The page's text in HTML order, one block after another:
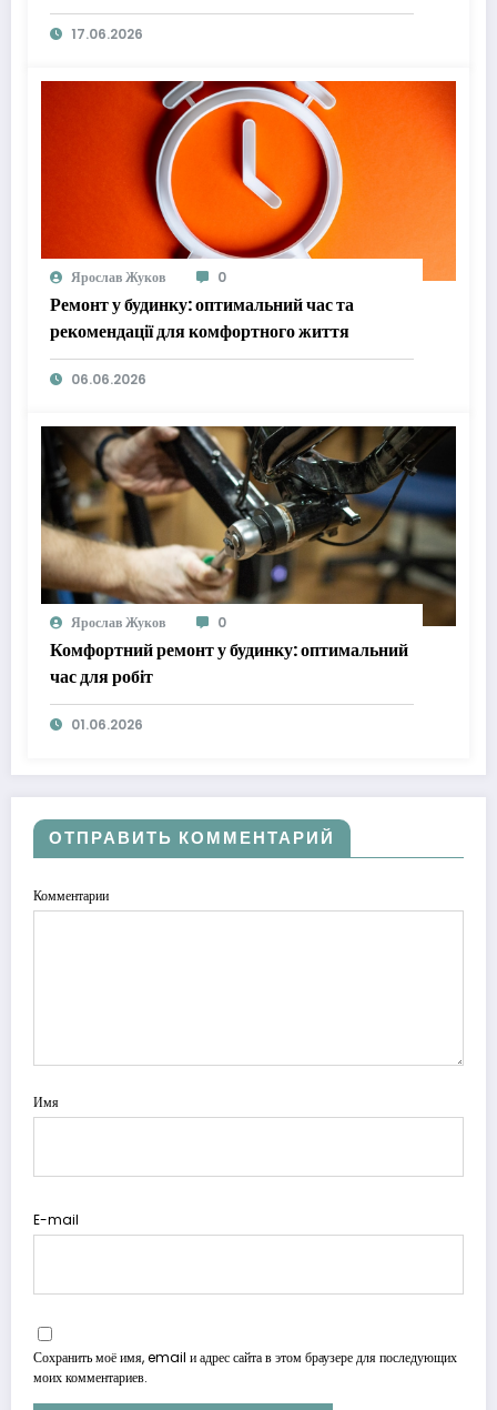
17.06.2026
Ярослав Жуков 0
Ремонт у будинку: оптимальний час та
рекомендації для комфортного життя
06.06.2026
Ярослав Жуков 0
Комфортний ремонт у будинку: оптимальний
час для робіт
01.06.2026
ОТПРАВИТЬ КОММЕНТАРИЙ
Комментарии
Имя
E-mail
Сохранить моё имя, email и адрес сайта в этом браузере для последующих
моих комментариев.